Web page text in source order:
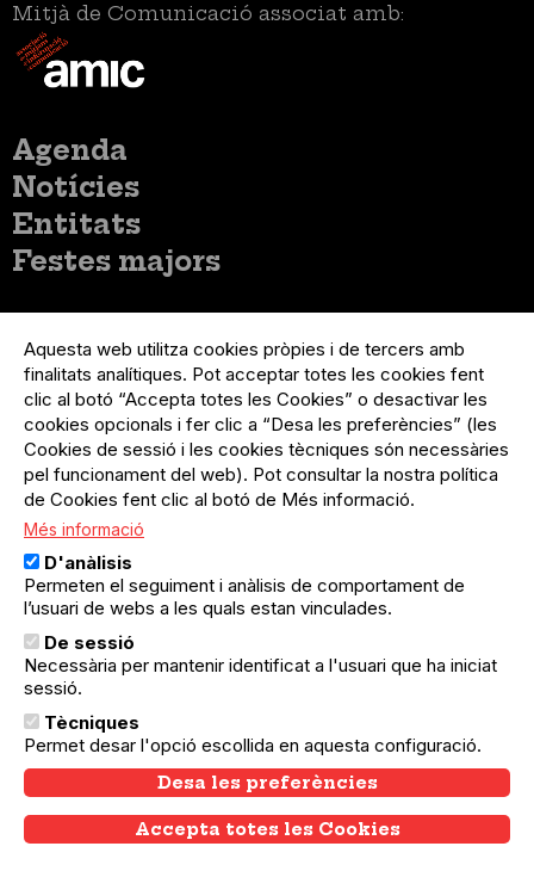
Mitjà de Comunicació associat amb:
Menú
principal
Agenda
Notícies
Entitats
Festes majors
del
compte
d'usuari
Menú
usuari
no
loggat
Registre organització
Menú
Peu
Sobre el projecte
Preguntes freqüents
Contacte
Menú
Legal
Política de privacitat
Avís legal
Política de cookies
El Quèdequè no es fa responsable de les activitats
programades; en són responsables els col·lectius
organitzadors.
© Quedequè, 2025
Aquesta web utilitza cookies pròpies i de tercers amb
finalitats analítiques. Pot acceptar totes les cookies fent
clic al botó “Accepta totes les Cookies” o desactivar les
cookies opcionals i fer clic a “Desa les preferències” (les
Cookies de sessió i les cookies tècniques són necessàries
pel funcionament del web). Pot consultar la nostra política
de Cookies fent clic al botó de Més informació.
Més informació
D'anàlisis
Permeten el seguiment i anàlisis de comportament de
l’usuari de webs a les quals estan vinculades.
De sessió
Necessària per mantenir identificat a l'usuari que ha iniciat
sessió.
Tècniques
Permet desar l'opció escollida en aquesta configuració.
Desa les preferències
Accepta totes les Cookies
Withdraw consent